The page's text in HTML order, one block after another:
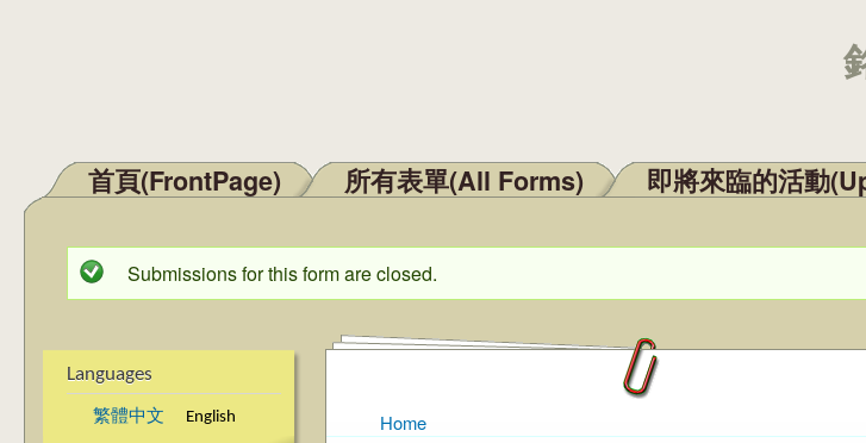
Main menu
首頁(FrontPage) 所有表單(All Forms) 即將來臨的活動
Status message
Submissions for this form are closed.
Languages
繁體中文 English Home